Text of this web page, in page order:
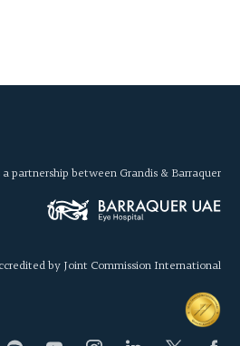
a partnership between Grandis & Barraquer
by Joint Commission International